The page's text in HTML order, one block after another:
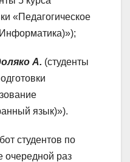
«Педагогическое
А. (студенты
язык)»).
студентов по
очередной раз